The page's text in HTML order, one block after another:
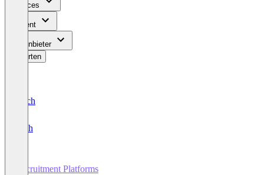
Services
Content
Für Anbieter
Bewerten
Deutsch
English
Recruitment Platforms